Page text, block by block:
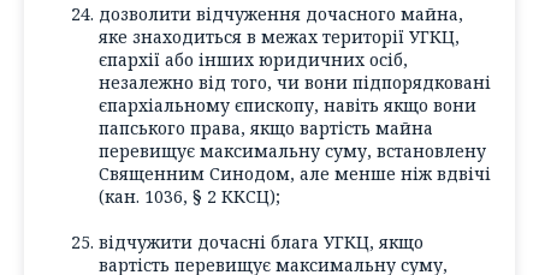
дозволити відчуження дочасного майна,
яке знаходиться в межах території УГКЦ,
єпархії або інших юридичних осіб,
незалежно від того, чи вони підпорядковані
єпархіальному єпископу, навіть якщо вони
папського права, якщо вартість майна
перевищує максимальну суму, встановлену
Священним Синодом, але менше ніж вдвічі
(кан. 1036, § 2 ККСЦ);
відчужити дочасні блага УГКЦ, якщо
вартість перевищує максимальну суму,